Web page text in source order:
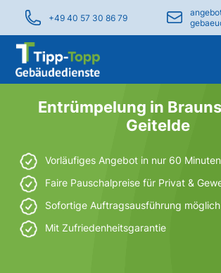
+49 40 57 30 86 79
Entrümpelung in
Geitelde
Vorläufiges Angebot in nur 60 Minuten
Faire Pauschalpreise für Privat &
Sofortige Auftragsausführung möglich
Mit Zufriedenheitsgarantie